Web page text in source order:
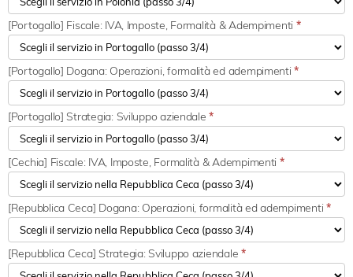
[Portogallo] Fiscale: IVA, Imposte, Formalità & Adempimenti *
[Portogallo] Dogana: Operazioni, formalità ed adempimenti*
[Portogallo] Strategia: Sviluppo aziendale*
[Cechia] Fiscale: IVA, Imposte, Formalità & Adempimenti *
[Repubblica Ceca] Dogana: Operazioni, formalità ed adempimenti*
[Repubblica Ceca] Strategia: Sviluppo aziendale*